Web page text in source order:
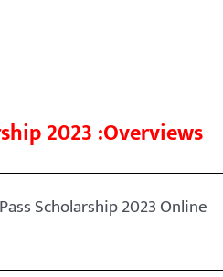
2023 :Overviews
Scholarship 2023 Online